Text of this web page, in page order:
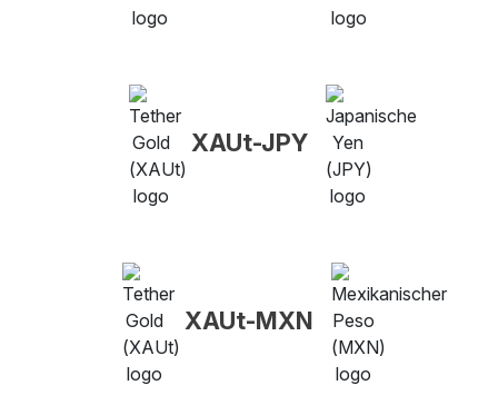
XAUt-JPY
XAUt-MXN